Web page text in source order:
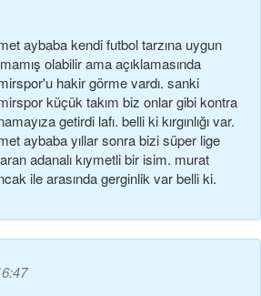
aybaba kendi futbol tarzına uygun
olabilir ama açıklamasında
hakir görme vardı. sanki
küçük takım biz onlar gibi kontra
getirdi lafı. belli ki kırgınlığı var.
aybaba yıllar sonra bizi süper lige
adanalı kıymetli bir isim. murat
ile arasında gerginlik var belli ki.